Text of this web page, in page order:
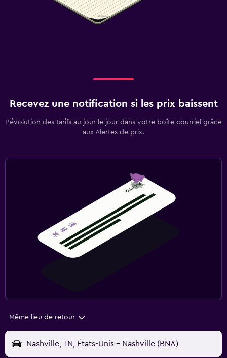
Recevez une notification si les prix baissent
L’évolution des tarifs au jour le jour dans votre boîte courriel grâce
aux Alertes de prix.
Même lieu de retour
Nashville, TN, États-Unis - Nashville (BNA)